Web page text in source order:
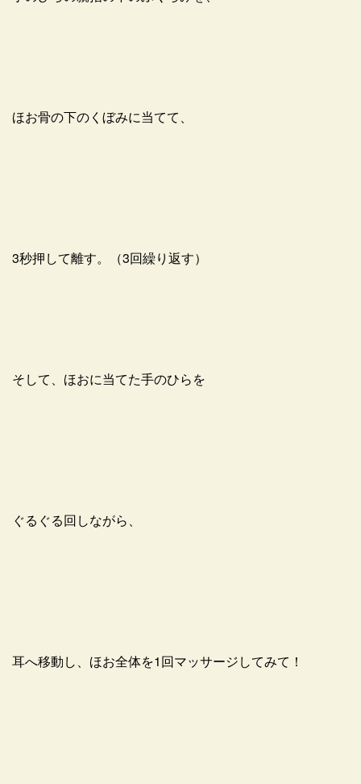
ほお骨の下のくぼみに当てて、
3秒押して離す。（3回繰り返す）
そして、ほおに当てた手のひらを
ぐるぐる回しながら、
耳へ移動し、ほお全体を1回マッサージしてみて！